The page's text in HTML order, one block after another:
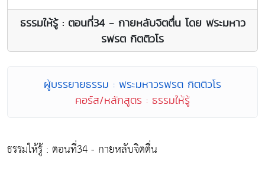
ธรรมให้รู้ : ตอนที่34 - กายหลับจิตตื่น โดย พระมหาว
รพรต กิตติวโร
ผู้บรรยายธรรม : พระมหาวรพรต กิตติวโร
คอร์ส/หลักสูตร : ธรรมให้รู้
ธรรมให้รู้ : ตอนที่34 - กายหลับจิตตื่น